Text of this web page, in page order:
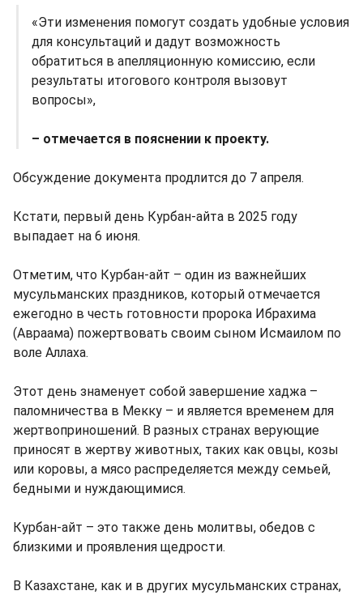
«Эти изменения помогут создать удобные условия
для консультаций и дадут возможность
обратиться в апелляционную комиссию, если
результаты итогового контроля вызовут
вопросы»,
– отмечается в пояснении к проекту.
Обсуждение документа продлится до 7 апреля.
Кстати, первый день Курбан-айта в 2025 году
выпадает на 6 июня.
Отметим, что Курбан-айт – один из важнейших
мусульманских праздников, который отмечается
ежегодно в честь готовности пророка Ибрахима
(Авраама) пожертвовать своим сыном Исмаилом по
воле Аллаха.
Этот день знаменует собой завершение хаджа –
паломничества в Мекку – и является временем для
жертвоприношений. В разных странах верующие
приносят в жертву животных, таких как овцы, козы
или коровы, а мясо распределяется между семьей,
бедными и нуждающимися.
Курбан-айт – это также день молитвы, обедов с
близкими и проявления щедрости.
В Казахстане, как и в других мусульманских странах,